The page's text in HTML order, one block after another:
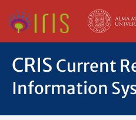
CRIS Current
Information